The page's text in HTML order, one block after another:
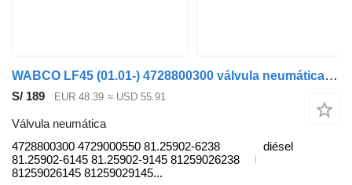
WABCO LF45 (01.01-) 4728800300 válvula neumática para DAF LF45, LF55, LF180, CF65, CF75, CF85 (2001-) camión
S/ 189 EUR 48.39 ≈ USD 55.91
Válvula neumática
4728800300 4729000550 81.25902-6238
81.25902-6145 81.25902-9145 81259026238
81259026145 81259029145...
diésel